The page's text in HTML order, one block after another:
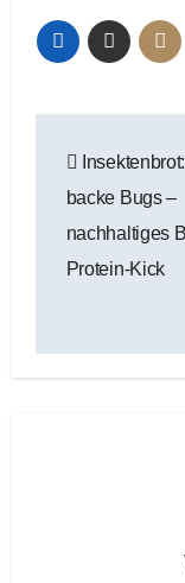
backe Bugs –
nachhaltiges
Protein-Kick